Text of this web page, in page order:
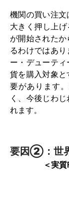
機関の買い注
大きく押し上
が開始された
るわけではあ
ー・デューテ
貨を購入対象
要があります
く、今後じわ
れます。
要因②：世
＜実